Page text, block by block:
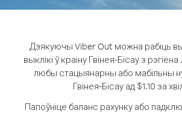
Дзякуючы Viber Out можна рабіць
выклікі ў краіну Гвінея-Бісау з
любы стацыянарны або мабільны
Гвінея-Бісау ад $1.10 за
Папоўніце баланс рахунку або